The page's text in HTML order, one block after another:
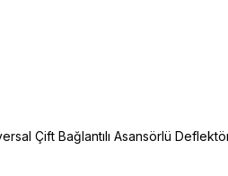
Çift Bağlantılı Asansörlü